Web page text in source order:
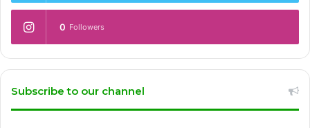
0 Followers
Subscribe to our channel